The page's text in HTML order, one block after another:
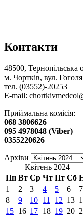
Контакти
48500, Тернопільська
м. Чортків, вул.
тел. (03552)-20253
E-mail:
Приймальна комісія:
068 3806626
095 4978048 (Viber)
0355220626
Архіви
Квітень 2024
Пн Вт Ср Чт Пт Сб
1
2 3 4 5 6
7
8
9 10 11 12 13
15 16 17 18 19 20